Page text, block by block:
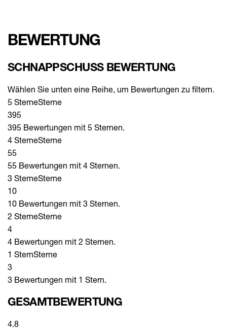
BEWERTUNG
SCHNAPPSCHUSS BEWERTUNG
Wählen Sie unten eine Reihe, um Bewertungen zu filtern.
5 SterneSterne
395
395 Bewertungen mit 5 Sternen.
4 SterneSterne
55
55 Bewertungen mit 4 Sternen.
3 SterneSterne
10
10 Bewertungen mit 3 Sternen.
2 SterneSterne
4
4 Bewertungen mit 2 Sternen.
1 SternSterne
3
3 Bewertungen mit 1 Stern.
GESAMTBEWERTUNG
4.8